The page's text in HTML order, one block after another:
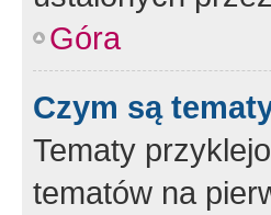
Góra
Czym są
Tematy
tematów na